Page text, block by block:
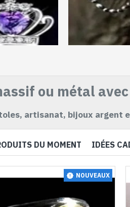
ou métal
artisanat, bijoux argent
DU MOMENT IDÉES
NOUVEAUX